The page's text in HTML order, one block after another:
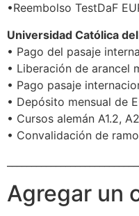
•Reembolso TestDaF
Universidad Católica
• Pago del pasaje
• Liberación de arancel
• Pago pasaje
• Depósito mensual de
• Cursos alemán A1.2,
• Convalidación de
Agregar un